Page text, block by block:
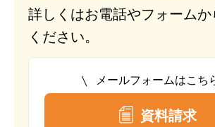
詳しくはお電話やフォーム
ください。
メールフォームはこち
資料請求